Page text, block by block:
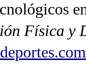
Física y